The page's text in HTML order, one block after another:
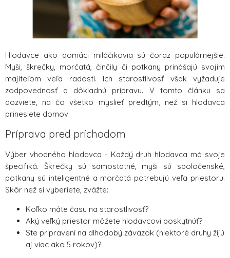
Hlodavce ako domáci miláčikovia sú čoraz populárnejšie.
Myši, škrečky, morčatá, činčily či potkany prinášajú svojim
majiteľom veľa radosti. Ich starostlivosť však vyžaduje
zodpovednosť a dôkladnú prípravu. V tomto článku sa
dozviete, na čo všetko myslieť predtým, než si hlodavca
prinesiete domov.
Príprava pred príchodom
Výber vhodného hlodavca - Každý druh hlodavca má svoje
špecifiká. Škrečky sú samostatné, myši sú spoločenské,
potkany sú inteligentné a morčatá potrebujú veľa priestoru.
Skôr než si vyberiete, zvážte:
Koľko máte času na starostlivosť?
Aký veľký priestor môžete hlodavcovi poskytnúť?
Ste pripravení na dlhodobý záväzok (niektoré druhy žijú
aj viac ako 5 rokov)?